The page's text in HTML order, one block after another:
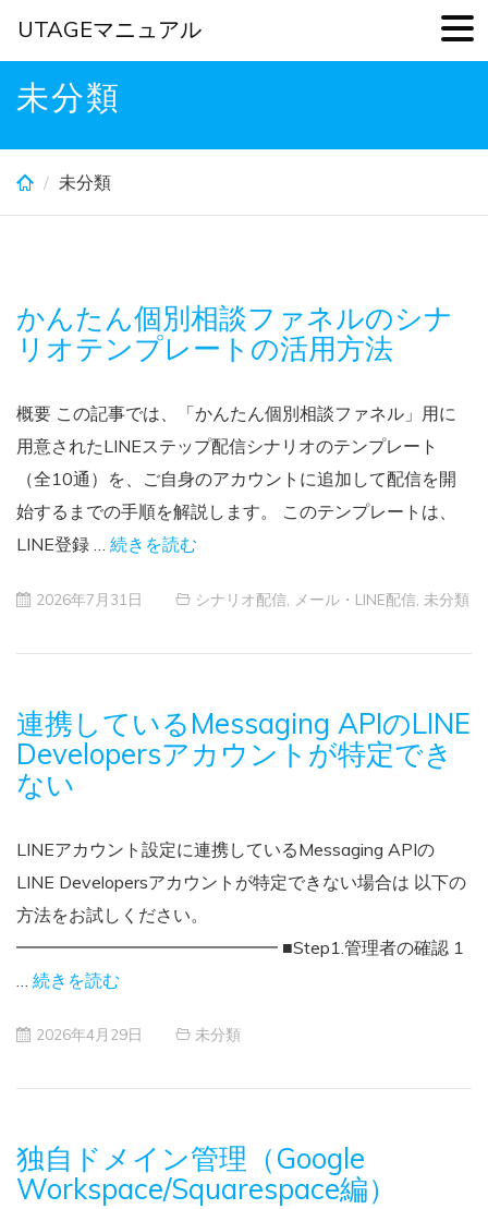
Skip
未分類
未分類
かんたん個別相談ファネルのシナ
リオテンプレートの活用方法
概要 この記事では、「かんたん個別相談ファネル」用に
用意されたLINEステップ配信シナリオのテンプレート
（全10通）を、ご自身のアカウントに追加して配信を開
始するまでの手順を解説します。 このテンプレートは、
LINE登録 … 続きを読む
2026年7月31日 シナリオ配信 メール・LINE配信 未分類
連携しているMessaging APIのLINE
Developersアカウントが特定でき
ない
LINEアカウント設定に連携しているMessaging APIの
LINE Developersアカウントが特定できない場合は 以下の
方法をお試しください。
━━━━━━━━━━━━━━━ ■Step1.管理者の確認 1
続きを読む
2026年4月29日 未分類
独自ドメイン管理（Google
Workspace/Squarespace編）
UTAGEマニュアル